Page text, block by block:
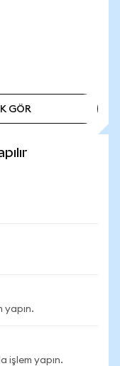
GÖR
yapın.
işlem yapın.